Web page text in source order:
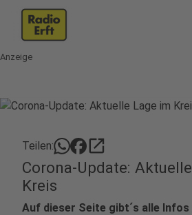
Anzeige
Teilen: open_in_new
Corona-Update:
Kreis
Auf dieser Seite gibt´s alle Infos